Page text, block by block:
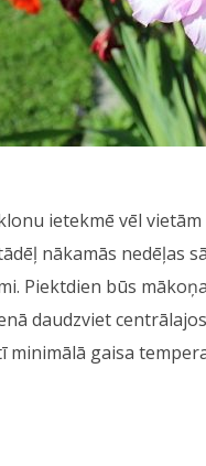
ietekmē vēl
nākamās nedēļas
Piektdien būs
daudzviet
minimālā gaisa